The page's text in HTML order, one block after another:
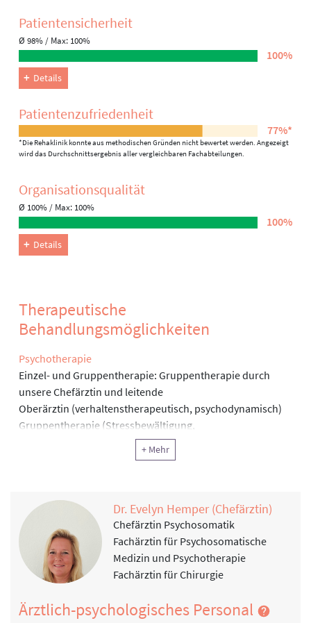
Patienten­sicherheit
Ø 98% / Max: 100%
100%
Details
Patienten­zufriedenheit
77%*
*Die Rehaklinik konnte aus methodischen Gründen nicht bewertet werden. Angezeigt
wird das Durchschnittsergebnis aller vergleichbaren Fachabteilungen.
Organisations­qualität
Ø 100% / Max: 100%
100%
Details
Therapeutische
Behandlungsmöglichkeiten
Psychotherapie
Einzel- und Gruppentherapie: Gruppentherapie durch
unsere Chefärztin und leitende
Oberärztin (verhaltenstherapeutisch, psychodynamisch)
Gruppentherapie (Stressbewältigung,
Schmerzbewältigung; Depressionsbehandlung,
Essgruppe, Pacing-Therapie)
Wöchentliche Visiten durch die Chefärztin
Ergotherapie, Arbeitstherapie und andere funktionelle
Therapie
Kreativtherapie und Arbeitsplatzbezogene Therapie
Ernährung
Klinische Sozialarbeit, Sozialtherapie
+ Mehr
Dr. Evelyn Hemper (Chefärztin)
Chefärztin Psychosomatik
Fachärztin für Psychosomatische
Medizin und Psychotherapie
Fachärztin für Chirurgie
Ärztlich-psychologisches Personal